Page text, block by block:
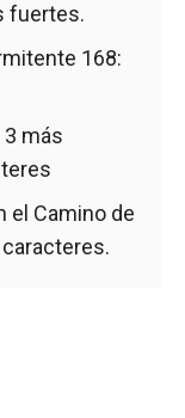
fuertes.
168:
más
el Camino de